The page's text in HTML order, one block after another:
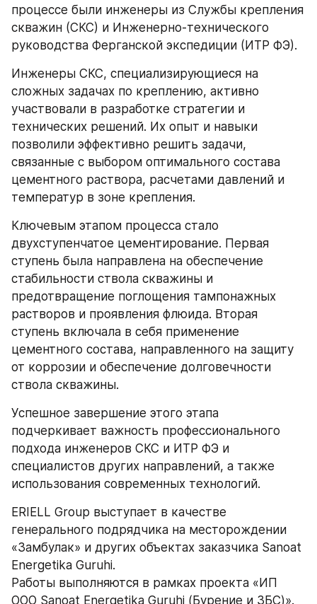
процессе были инженеры из Службы крепления
скважин (СКС) и Инженерно-технического
руководства Ферганской экспедиции (ИТР ФЭ).
Инженеры СКС, специализирующиеся на
сложных задачах по креплению, активно
участвовали в разработке стратегии и
технических решений. Их опыт и навыки
позволили эффективно решить задачи,
связанные с выбором оптимального состава
цементного раствора, расчетами давлений и
температур в зоне крепления.
Ключевым этапом процесса стало
двухступенчатое цементирование. Первая
ступень была направлена на обеспечение
стабильности ствола скважины и
предотвращение поглощения тампонажных
растворов и проявления флюида. Вторая
ступень включала в себя применение
цементного состава, направленного на защиту
от коррозии и обеспечение долговечности
ствола скважины.
Успешное завершение этого этапа
подчеркивает важность профессионального
подхода инженеров СКС и ИТР ФЭ и
специалистов других направлений, а также
использования современных технологий.
ERIELL Group выступает в качестве
генерального подрядчика на месторождении
«Замбулак» и других объектах заказчика Sanoat
Energetika Guruhi.
Работы выполняются в рамках проекта «ИП
ООО Sanoat Energetika Guruhi (Бурение и ЗБС)».